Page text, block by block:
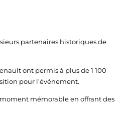
partenaires historiques de
ont permis à plus de 1 100
pour l’événement.
mémorable en offrant des